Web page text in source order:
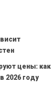
цены: как
2026 году